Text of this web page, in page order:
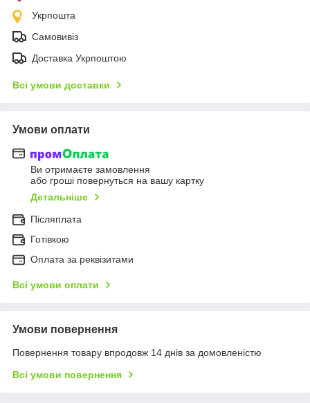
Укрпошта
Самовивіз
Доставка Укрпоштою
Всі умови доставки
Умови оплати
Ви отримаєте замовлення
або гроші повернуться на вашу картку
Детальніше
Післяплата
Готівкою
Оплата за реквізитами
Всі умови оплати
Умови повернення
Повернення товару впродовж 14 днів за домовленістю
Всі умови повернення